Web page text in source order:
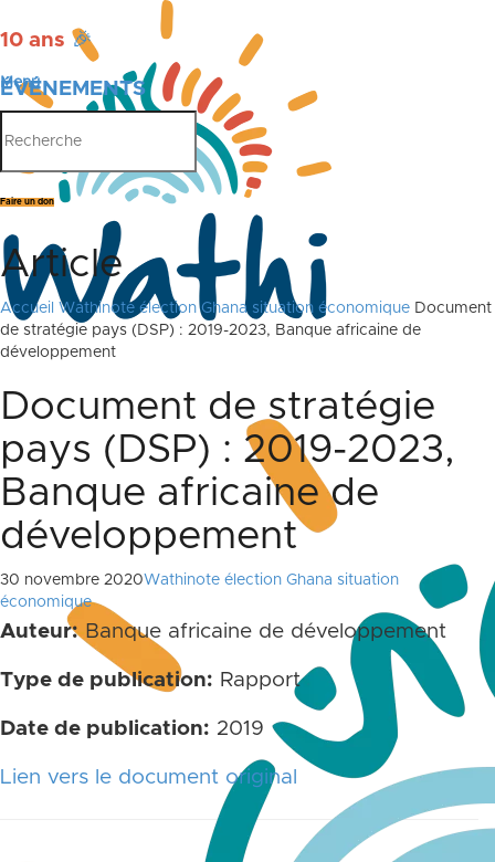
10 ans 🎉
ÉVÉNEMENTS
PUBLICATIONS
Menu
Faire un don
Article
Accueil Wathinote élection Ghana situation économique Document
de stratégie pays (DSP) : 2019-2023, Banque africaine de
développement
Document de stratégie
pays (DSP) : 2019-2023,
Banque africaine de
développement
30 novembre 2020Wathinote élection Ghana situation
économique
Auteur:Banque africaine de développement
Type de publication: Rapport
Date de publication: 2019
Lien vers le document original